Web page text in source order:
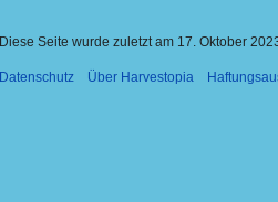
Diese Seite wurde zuletzt am 17. Oktober
Datenschutz Über Harvestopia